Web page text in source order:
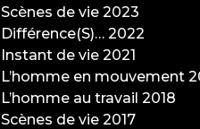
Scènes de vie 2023
Différence(S)… 2022
Instant de vie 2021
L’homme en mouvement
L’homme au travail 2018
Scènes de vie 2017